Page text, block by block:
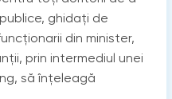
ghidați de
din minister,
prin intermediul unei
să înțeleagă